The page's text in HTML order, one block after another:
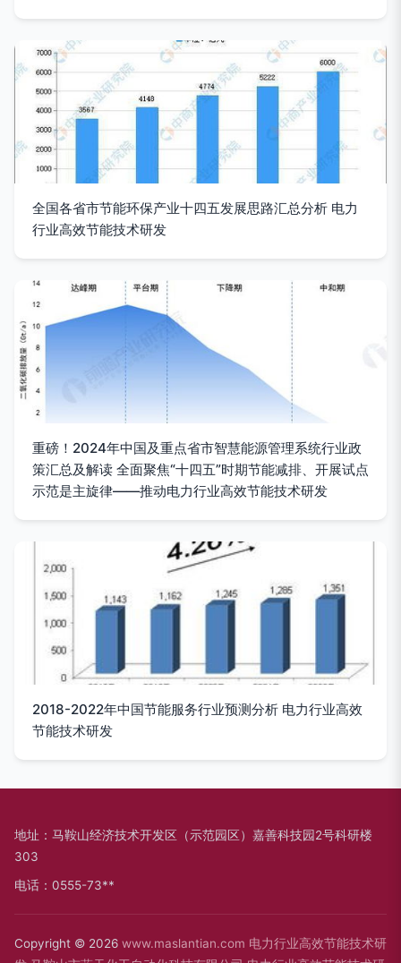
全国各省市节能环保产业十四五发展思路汇总分析 电力
行业高效节能技术研发
重磅！2024年中国及重点省市智慧能源管理系统行业政
策汇总及解读 全面聚焦“十四五”时期节能减排、开展试点
示范是主旋律——推动电力行业高效节能技术研发
2018-2022年中国节能服务行业预测分析 电力行业高效
节能技术研发
地址：马鞍山经济技术开发区（示范园区）嘉善科技园2号科研楼
303
电话：0555-73**
Copyright © 2026 www.maslantian.com 电力行业高效节能技术研